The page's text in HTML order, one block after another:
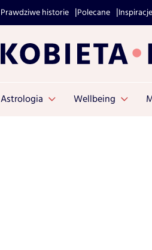
Prawdziwe historie Polecane Inspiracje
Astrologia Wellbeing